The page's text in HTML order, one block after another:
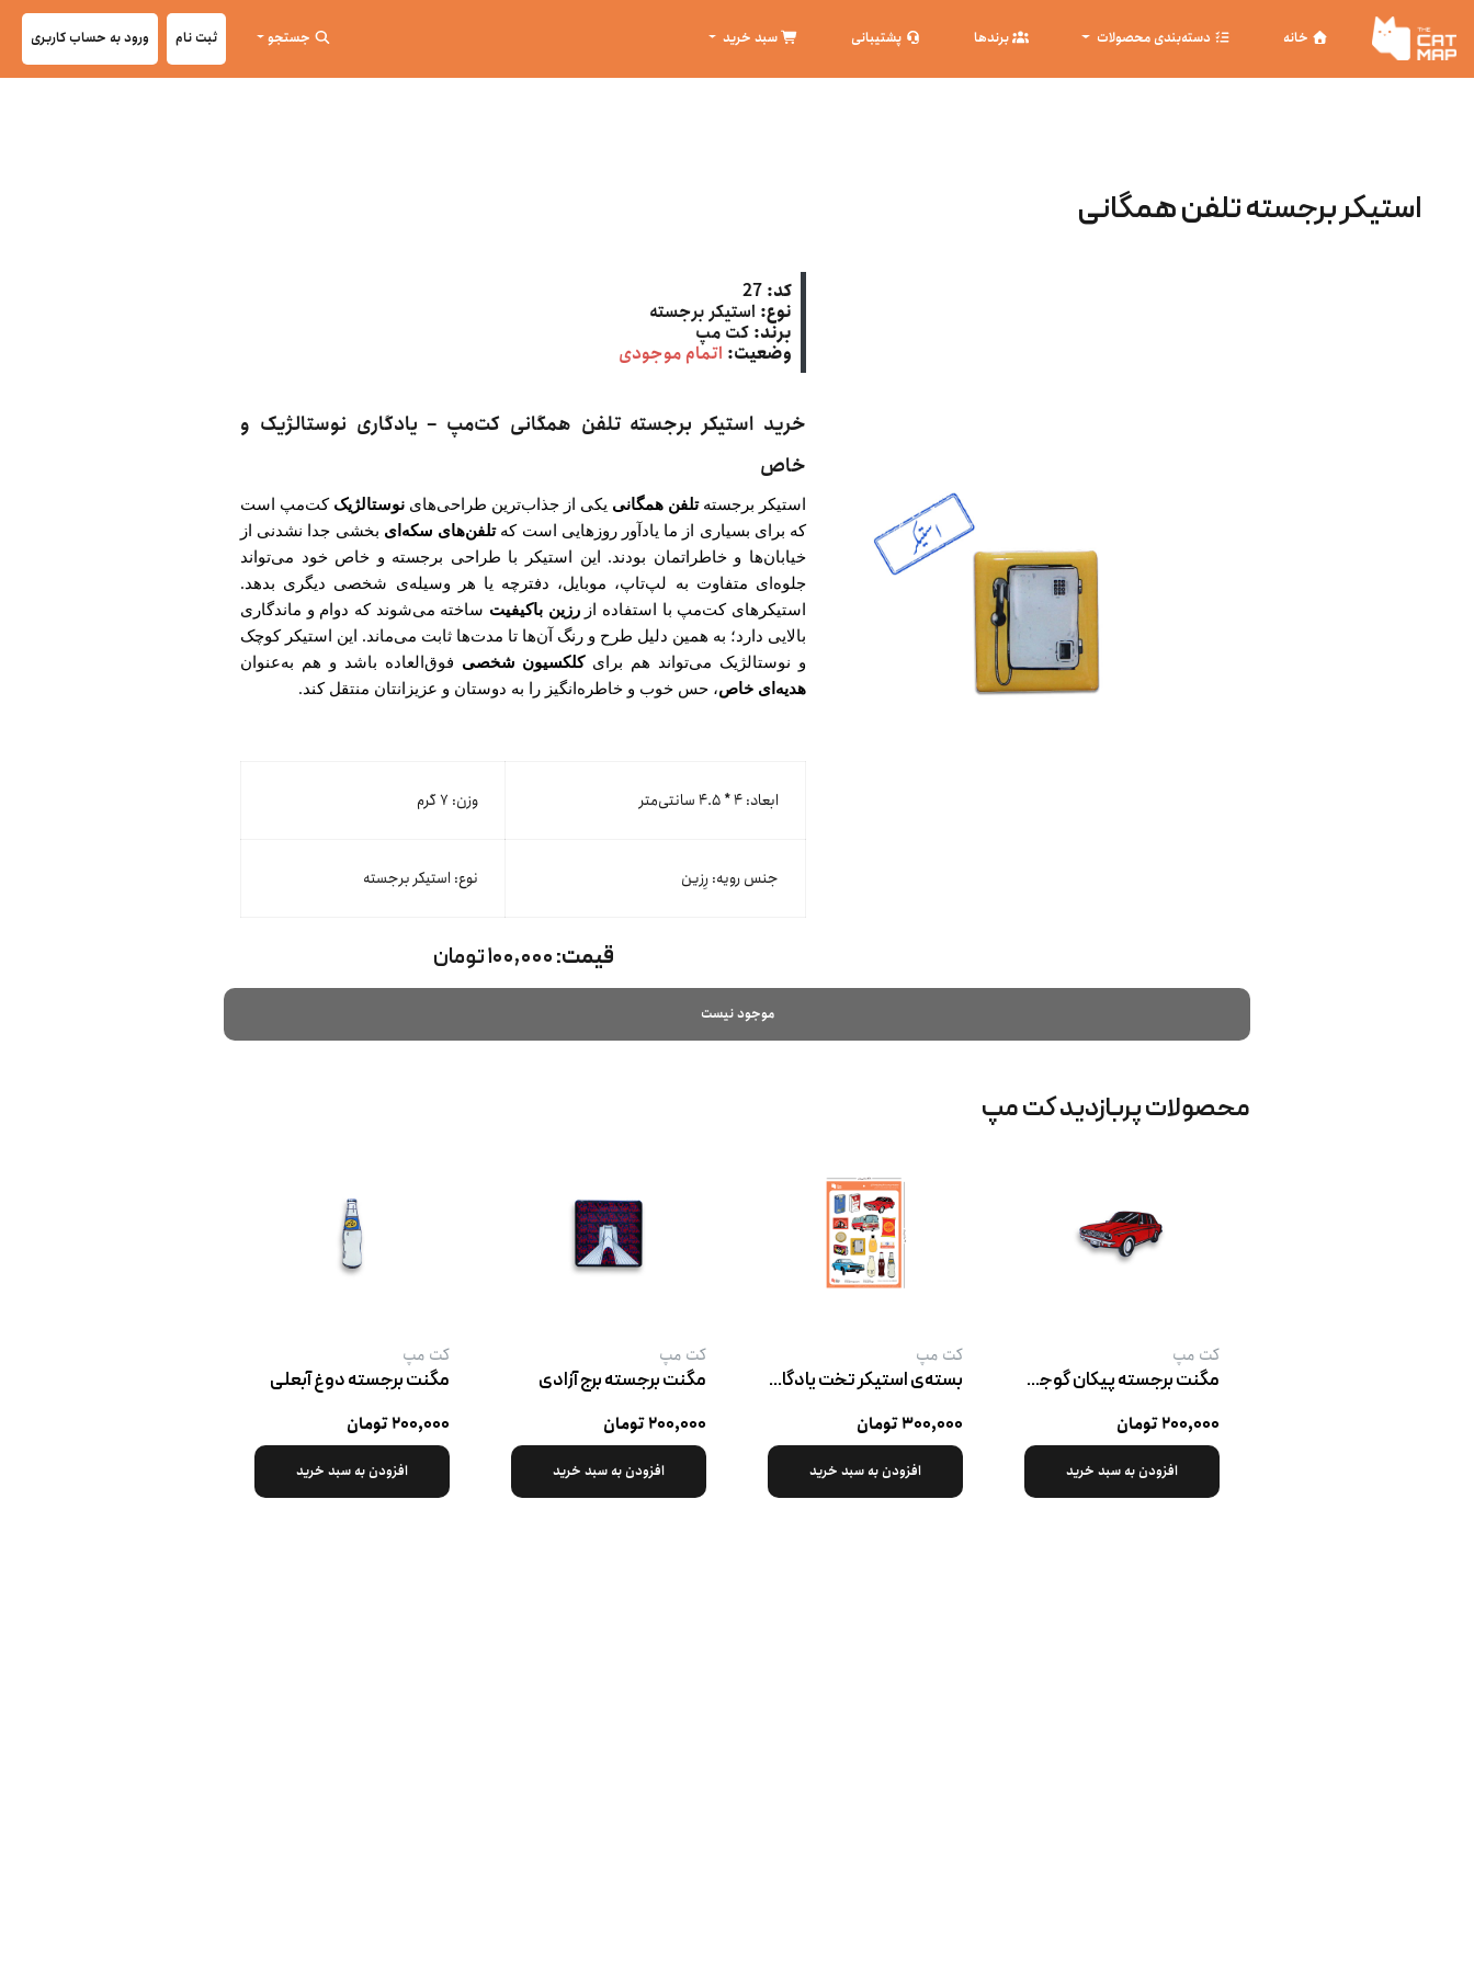
خانه دسته‌بندی محصولات برندها پشتیبانی سبد خرید جستجو ثبت نام ورود به حساب کاربری
استیکر برجسته تلفن همگانی
کد: 27
نوع: استیکر برجسته
برند: کت‌ مپ
وضعیت: اتمام موجودی
خرید استیکر برجسته تلفن همگانی کت‌مپ – یادگاری نوستالژیک و
خاص
استیکر برجستهتلفن همگانی یکی از جذاب‌ترین طراحی‌های نوستالژیک کت‌مپ است
که برای بسیاری از ما یادآور روزهایی است کهتلفن‌های سکه‌ای بخشی جدا نشدنی از
خیابان‌ها و خاطراتمان بودند. این استیکر با طراحی برجسته و خاص خود می‌تواند
جلوه‌ای متفاوت به لپ‌تاپ، موبایل، دفترچه یا هر وسیله‌ی شخصی دیگری بدهد.
استیکرهای کت‌مپ با استفاده ازرزین باکیفیت ساخته می‌شوند که دوام و ماندگاری
بالایی دارد؛ به همین دلیل طرح و رنگ آن‌ها تا مدت‌ها ثابت می‌ماند. این استیکر کوچک
و نوستالژیک می‌تواند هم برایکلکسیون شخصی فوق‌العاده باشد و هم به‌عنوان
هدیه‌ای خاص، حس خوب و خاطره‌انگیز را به دوستان و عزیزانتان منتقل کند.
ابعاد: ۴ * ۴.۵ سانتی‌متر وزن: ۷ گرم
جنس رویه: رِزین نوع: استیکر برجسته
قیمت:۱۰۰,۰۰۰ تومان
موجود نیست
محصولات پربازدید کت‌ مپ
کت‌ مپ
مگنت برجسته پیکان گوجه ‌ای
۲۰۰,۰۰۰ تومان
افزودن به سبد خرید
کت‌ مپ
بسته‌ی استیکر تخت یادگاری‌های نوستالژی
۳۰۰,۰۰۰ تومان
افزودن به سبد خرید
کت‌ مپ
مگنت برجسته برج آزادی
۲۰۰,۰۰۰ تومان
افزودن به سبد خرید
کت‌ مپ
مگنت برجسته دوغ آبعلی
۲۰۰,۰۰۰ تومان
افزودن به سبد خرید